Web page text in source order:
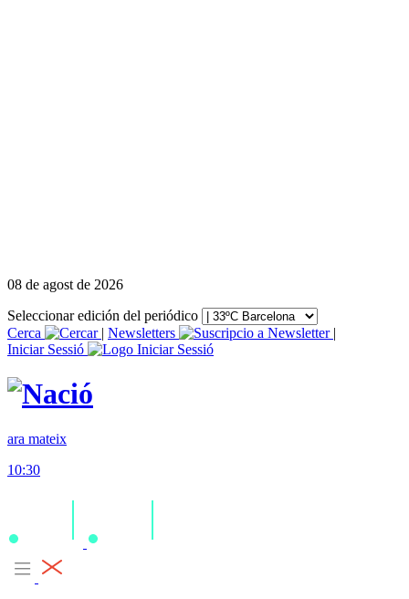
08 de agost de 2026
Seleccionar edición del periódico
Cerca
| Newsletters
|
Iniciar Sessió
ara mateix
10:30